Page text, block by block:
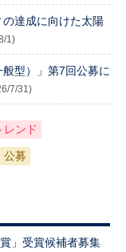
の達成に向けた太陽
1)
般型）」第7回公募に
7/31)
レンド
公募
」受賞候補者募集